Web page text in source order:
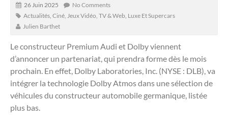
26 Juin 2025
No Comments
Actualités Ciné, Jeux Vidéo, TV & Web Luxe Et Supercars
Julien Barthet
Le constructeur Premium Audi et Dolby viennent
d’annoncer un partenariat, qui prendra forme dès le mois
prochain. En effet, Dolby Laboratories, Inc. (NYSE : DLB), va
intégrer la technologie Dolby Atmos dans une sélection de
véhicules du constructeur automobile germanique, listée
plus bas.